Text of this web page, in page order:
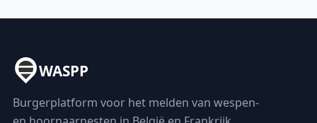
WASPP
Burgerplatform voor het melden van wespen-